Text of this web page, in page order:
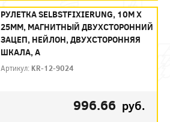
РУЛЕТКА SELBSTFIXIERUNG, 10М X
25ММ, МАГНИТНЫЙ ДВУХСТОРОННИЙ
ЗАЦЕП, НЕЙЛОН, ДВУХСТОРОННЯЯ
ШКАЛА, А
Артикул: KR-12-9024
996.66 руб.